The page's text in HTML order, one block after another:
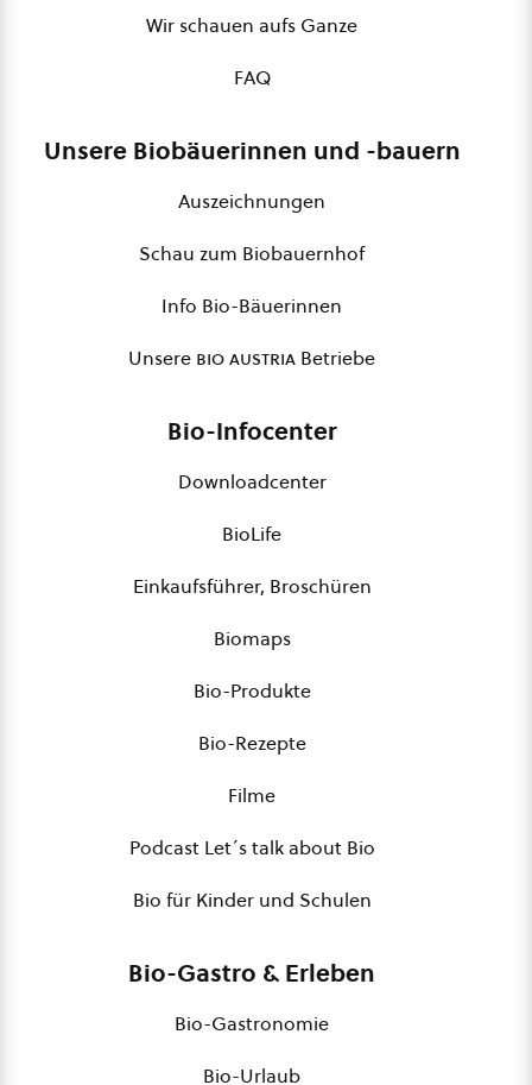
Wir schauen aufs Ganze
FAQ
Unsere Biobäuerinnen und -bauern
Auszeichnungen
Schau zum Biobauernhof
Info Bio-Bäuerinnen
Unsere bio austria Betriebe
Bio-Infocenter
Downloadcenter
BioLife
Einkaufsführer, Broschüren
Biomaps
Bio-Produkte
Bio-Rezepte
Filme
Podcast Let´s talk about Bio
Bio für Kinder und Schulen
Bio-Gastro & Erleben
Bio-Gastronomie
Bio-Urlaub